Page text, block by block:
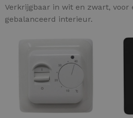
Verkrijgbaar in wit en zwart, voor
gebalanceerd interieur.